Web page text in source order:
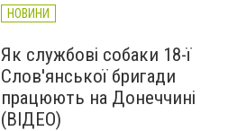
НОВИНИ
Як службові собаки 18-ї
Слов'янської бригади
працюють на Донеччині
(ВІДЕО)